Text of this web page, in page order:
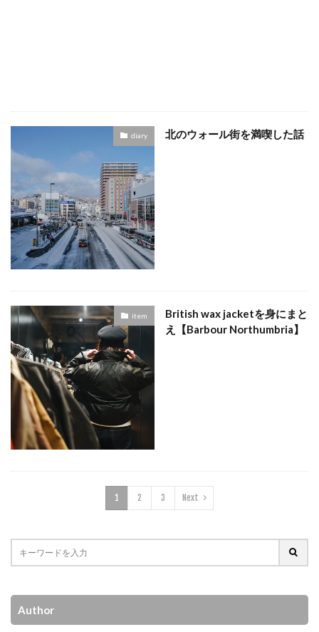
diary 北のウォール街を満喫した話
item
British wax jacketを身にまと
え【Barbour Northumbria】
1 2 3 Next
Author